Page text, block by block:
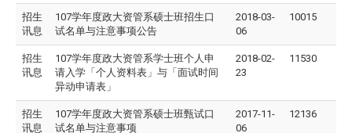
招生
讯息
107学年度政大资管系硕士班招生口
试名单与注意事项公告
2018-03-
06
10015
招生
讯息
107学年度政大资管系学士班个人申
请入学「个人资料表」与「面试时间
异动申请表」
2018-02-
23
11530
招生
讯息
107学年度政大资管系硕士班甄试口
试名单与注意事项
2017-11-
06
12136